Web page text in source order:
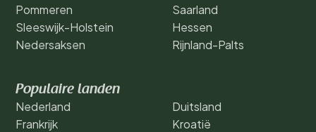
Pommeren
Sleeswijk-Holstein
Nedersaksen
Saarland
Hessen
Rijnland-Palts
Populaire landen
Nederland
Frankrijk
Duitsland
Kroatië